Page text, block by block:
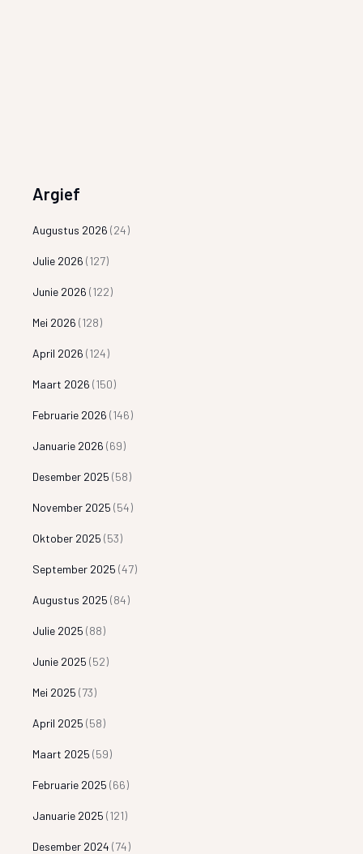
Argief
Augustus 2026 (24)
Julie 2026 (127)
Junie 2026 (122)
Mei 2026 (128)
April 2026 (124)
Maart 2026 (150)
Februarie 2026 (146)
Januarie 2026 (69)
Desember 2025 (58)
November 2025 (54)
Oktober 2025 (53)
September 2025 (47)
Augustus 2025 (84)
Julie 2025 (88)
Junie 2025 (52)
Mei 2025 (73)
April 2025 (58)
Maart 2025 (59)
Februarie 2025 (66)
Januarie 2025 (121)
Desember 2024 (74)